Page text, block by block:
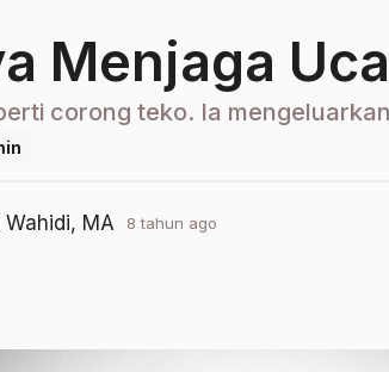
Menjaga
corong teko. Ia
Wahidi, MA 8 tahun ago